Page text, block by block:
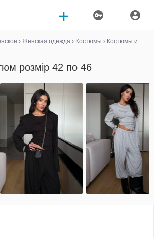
› Женская одежда › Костюмы › Костюмы и
розмір 42 по 46